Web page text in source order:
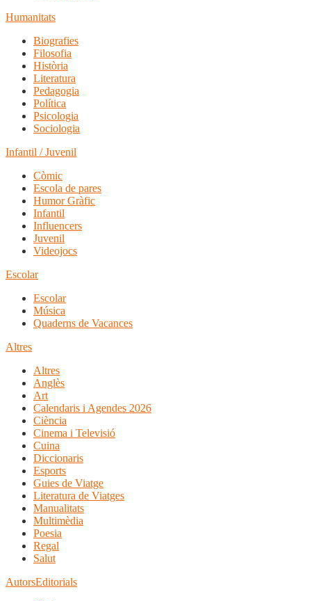
Humanitats
Biografies
Filosofia
Història
Literatura
Pedagogia
Política
Psicologia
Sociologia
Infantil / Juvenil
Còmic
Escola de pares
Humor Gràfic
Infantil
Influencers
Juvenil
Videojocs
Escolar
Escolar
Música
Quaderns de Vacances
Altres
Altres
Anglès
Art
Calendaris i Agendes 2026
Ciència
Cinema i Televisió
Cuina
Diccionaris
Esports
Guies de Viatge
Literatura de Viatges
Manualitats
Multimèdia
Poesia
Regal
Salut
AutorsEditorials